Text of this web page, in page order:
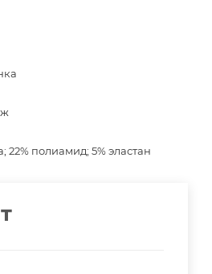
22% полиамид; 5% эластан